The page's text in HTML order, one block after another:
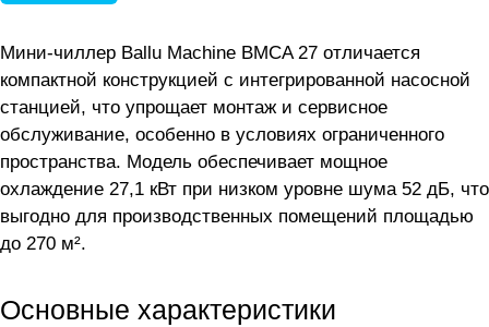
Мини-чиллер Ballu Machine BMCA 27 отличается
компактной конструкцией с интегрированной насосной
станцией, что упрощает монтаж и сервисное
обслуживание, особенно в условиях ограниченного
пространства. Модель обеспечивает мощное
охлаждение 27,1 кВт при низком уровне шума 52 дБ, что
выгодно для производственных помещений площадью
до 270 м².
Основные характеристики